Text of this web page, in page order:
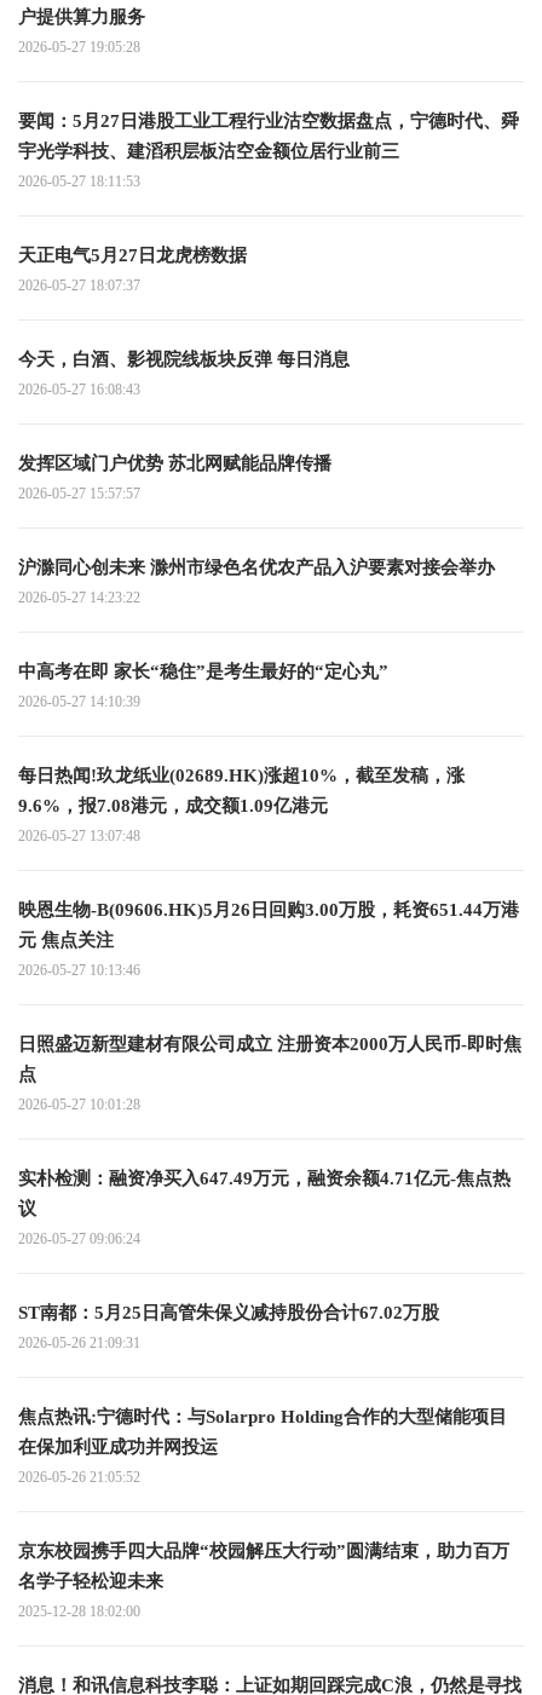
户提供算力服务
2026-05-27 19:05:28
要闻：5月27日港股工业工程行业沽空数据盘点，宁德时代、舜
宇光学科技、建滔积层板沽空金额位居行业前三
2026-05-27 18:11:53
天正电气5月27日龙虎榜数据
2026-05-27 18:07:37
今天，白酒、影视院线板块反弹 每日消息
2026-05-27 16:08:43
发挥区域门户优势 苏北网赋能品牌传播
2026-05-27 15:57:57
沪滁同心创未来 滁州市绿色名优农产品入沪要素对接会举办
2026-05-27 14:23:22
中高考在即 家长“稳住”是考生最好的“定心丸”
2026-05-27 14:10:39
每日热闻!玖龙纸业(02689.HK)涨超10%，截至发稿，涨
9.6%，报7.08港元，成交额1.09亿港元
2026-05-27 13:07:48
映恩生物-B(09606.HK)5月26日回购3.00万股，耗资651.44万港
元 焦点关注
2026-05-27 10:13:46
日照盛迈新型建材有限公司成立 注册资本2000万人民币-即时焦
点
2026-05-27 10:01:28
实朴检测：融资净买入647.49万元，融资余额4.71亿元-焦点热
议
2026-05-27 09:06:24
ST南都：5月25日高管朱保义减持股份合计67.02万股
2026-05-26 21:09:31
焦点热讯:宁德时代：与Solarpro Holding合作的大型储能项目
在保加利亚成功并网投运
2026-05-26 21:05:52
京东校园携手四大品牌“校园解压大行动”圆满结束，助力百万
名学子轻松迎未来
2025-12-28 18:02:00
消息！和讯信息科技李聪：上证如期回踩完成C浪，仍然是寻找